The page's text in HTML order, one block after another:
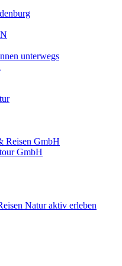
unterwegs
Reisen GmbH
GmbH
Natur aktiv erleben